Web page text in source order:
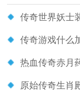
传奇世界妖士
传奇游戏什么
热血传奇赤月
原始传奇生肖